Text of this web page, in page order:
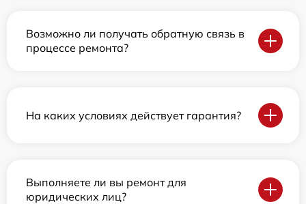
Возможно ли получать обратную связь в
процессе ремонта?
На каких условиях действует гарантия?
Выполняете ли вы ремонт для
юридических лиц?